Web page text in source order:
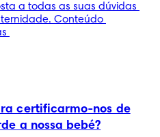
a todas as suas dúvidas
Conteúdo
certificarmo-nos de
a nossa bebé?